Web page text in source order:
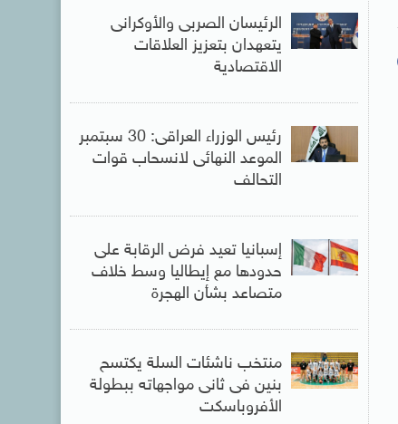
الرئيسان الصربى والأوكرانى
يتعهدان بتعزيز العلاقات
الاقتصادية
رئيس الوزراء العراقى: 30 سبتمبر
الموعد النهائى لانسحاب قوات
التحالف
إسبانيا تعيد فرض الرقابة على
حدودها مع إيطاليا وسط خلاف
متصاعد بشأن الهجرة
منتخب ناشئات السلة يكتسح
بنين فى ثانى مواجهاته ببطولة
الأفروباسكت